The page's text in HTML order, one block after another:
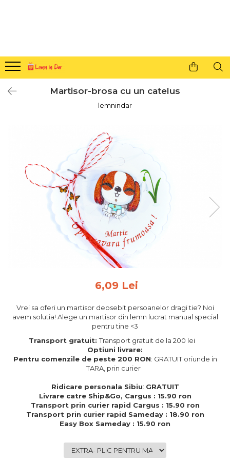
Agende din lemn
Agende 10x10
Semne de carte
Decoratiuni pentru cei dragi
Decoratiuni cu peisaje de iarna
Sosete de Craciun
Magneti de Craciun
Jucarii din lemn
Cercei din lemn
Insigne
Felicitari din lemn
Felicitari pentru cei dragi
Rame foto din lemn
Aromaterapie
Papioane din lemn
Decoratiuni pentru casa
Genti si portofele barbati din
Martisor-brosa cu un catelus
lemnindar
6,09 Lei
Vrei sa oferi un martisor deosebit persoanelor dragi tie? Noi
avem solutia! Alege un martisor din lemn lucrat manual special
pentru tine <3
Transport gratuit:Transport gratuit de la 200 lei
Optiuni livrare:
Pentru comenzile de peste 200 RON: GRATUIT oriunde in
TARA, prin curier
Ridicare personala Sibiu: GRATUIT
Livrare catre Ship&Go, Cargus : 15.90 ron
Transport prin curier rapid Cargus : 15.90 ron
Transport prin curier rapid Sameday : 18.90 ron
Easy Box Sameday : 15.90 ron